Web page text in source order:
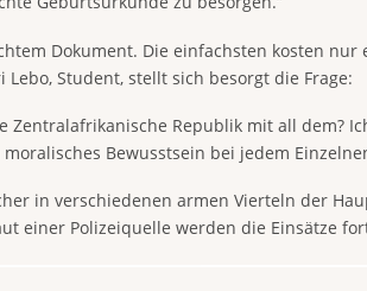
Dokument. Die einfachsten kosten
Lebo, Student, stellt sich besorgt die Frage:
Zentralafrikanische Republik mit all
Bewusstsein bei jedem
in verschiedenen armen Vierteln der
einer Polizeiquelle werden die Einsätze